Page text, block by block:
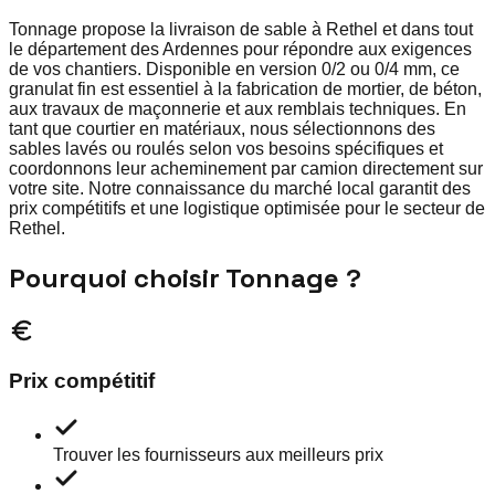
Tonnage propose la livraison de sable à Rethel et dans tout
le département des Ardennes pour répondre aux exigences
de vos chantiers. Disponible en version 0/2 ou 0/4 mm, ce
granulat fin est essentiel à la fabrication de mortier, de béton,
aux travaux de maçonnerie et aux remblais techniques. En
tant que courtier en matériaux, nous sélectionnons des
sables lavés ou roulés selon vos besoins spécifiques et
coordonnons leur acheminement par camion directement sur
votre site. Notre connaissance du marché local garantit des
prix compétitifs et une logistique optimisée pour le secteur de
Rethel.
Pourquoi choisir Tonnage ?
Prix compétitif
Trouver les fournisseurs aux meilleurs prix